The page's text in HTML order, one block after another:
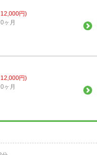
円)
ヶ月
円)
ヶ月